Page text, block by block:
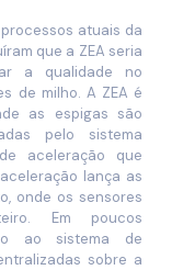
atuais da
que a ZEA seria
a qualidade no
de milho. A ZEA é
as espigas são
pelo sistema
aceleração que
lança as
onde os sensores
Em poucos
ao sistema de
sobre a